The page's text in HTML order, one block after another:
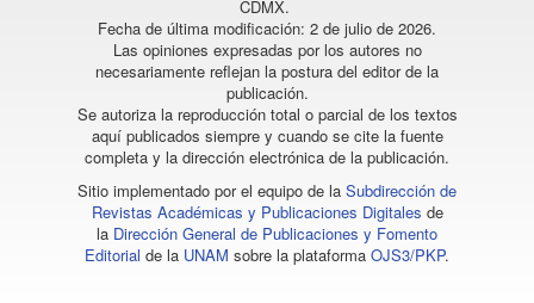
CDMX.
Fecha de última modificación: 2 de julio de 2026.
Las opiniones expresadas por los autores no
necesariamente reflejan la postura del editor de la
publicación.
Se autoriza la reproducción total o parcial de los textos
aquí publicados siempre y cuando se cite la fuente
completa y la dirección electrónica de la publicación.
Sitio implementado por el equipo de la Subdirección de
Revistas Académicas y Publicaciones Digitales de
la Dirección General de Publicaciones y Fomento
Editorial de la UNAM sobre la plataforma OJS3/PKP.